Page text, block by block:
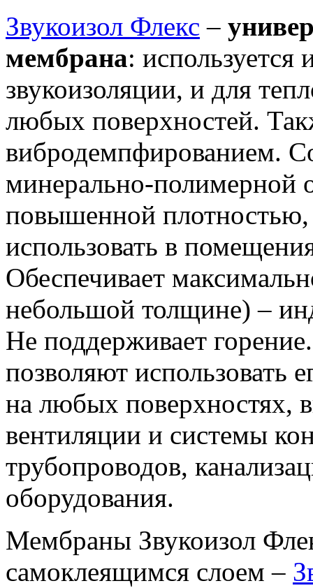
Звукоизол Флекс –
мембрана: используется
звукоизоляции, и для
любых поверхностей.
вибродемпфированием.
минерально-полимерной
повышенной
использовать в
Обеспечивает
небольшой толщине) –
Не поддерживает
позволяют использовать
на любых поверхностях,
вентиляции и системы
трубопроводов,
оборудования.
Мембраны Звукоизол
самоклеящимся слоем –